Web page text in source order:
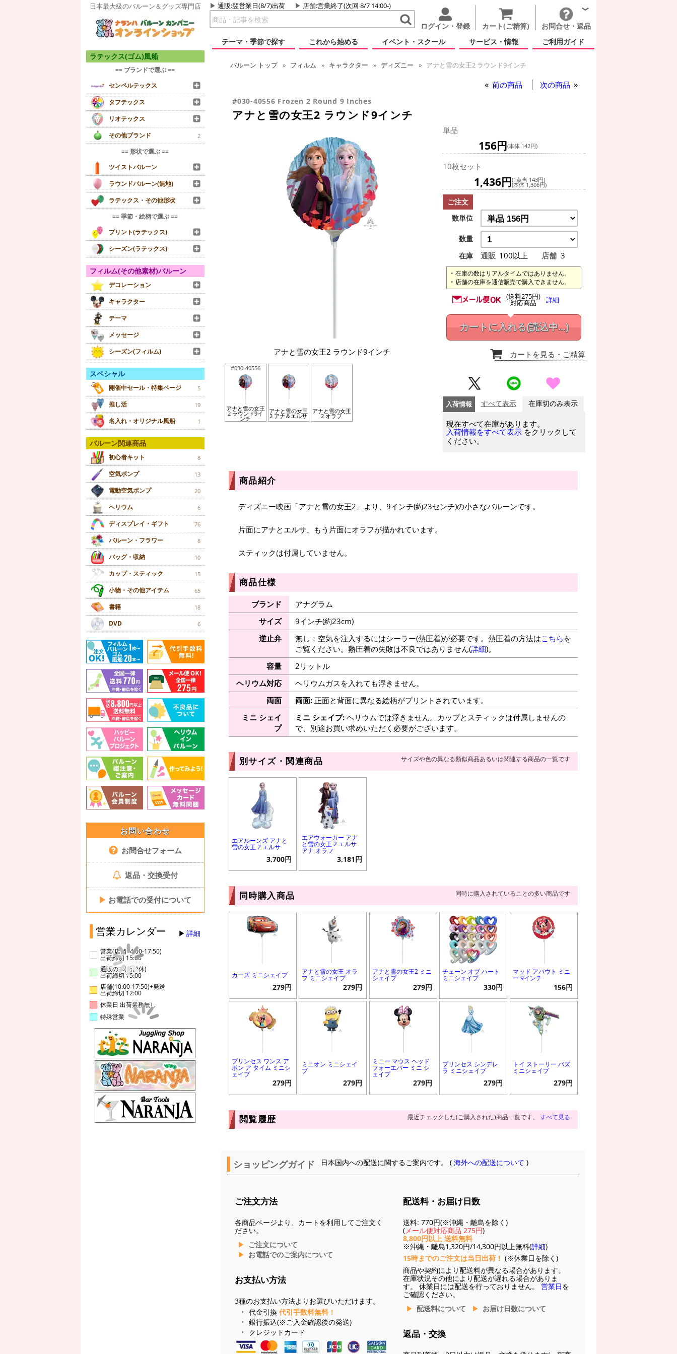
日本最大級のバルーン＆グッズ専門店 通販:翌営業日(8/7)出荷 店舗:営業終了(次回 8/7 14:00-)
ログイン・登録 カート(ご精算)
お問合せ・返品
テーマ・季節で探す
これから始める イベント・スクール サービス・情報 ご利用ガイド
ラテックス(ゴム)風船
== ブランドで選ぶ ==
センペルテックス
タフテックス
リオテックス
その他ブランド
2
== 形状で選ぶ ==
ツイストバルーン
ラウンドバルーン(無地)
ラテックス・その他形状
== 季節・絵柄で選ぶ ==
プリント(ラテックス)
シーズン(ラテックス)
フィルム(その他素材)バルーン
デコレーション
キャラクター
テーマ
メッセージ
シーズン(フィルム)
スペシャル
開催中セール・特集ページ 5
推し活 19
名入れ・オリジナル風船 1
バルーン関連商品
初心者キット 8
空気ポンプ 13
電動空気ポンプ 20
ヘリウム 6
ディスプレイ・ギフト 76
バルーン・フラワー 8
バッグ・収納 10
カップ・スティック 15
小物・その他アイテム 65
書籍 18
DVD 6
お問い合わせ
お問合せフォーム
返品・交換受付
▶ お電話での受付について
営業カレンダー 詳細
営業(店舗14:00-17:50)
出荷締切 15:00
通販のみ(店舗休)
出荷締切 15:00
店舗(10:00-17:50)+発送
出荷締切 12:00
休業日 出荷業務無し
特殊営業
バルーン トップ フィルム キャラクター ディズニー アナと雪の女王2 ラウンド9インチ
前の商品 次の商品
#030-40556 Frozen 2 Round 9 Inches
アナと雪の女王2 ラウンド9インチ
アナと雪の女王2 ラウンド9インチ
#030-40556
アナと雪の女王
2 ラウンド9イ
ンチ
アナと雪の女王
2 アナ＆エルサ
アナと雪の女王
2 オラフ
単品
156円(本体 142円)
10枚セット
1,436円(1点当 143円)
(本体 1,306円)
ご注文
数単位
数量
在庫
通販 100以上 店舗 3
在庫の数はリアルタイムではありません。
店舗の在庫を通信販売で購入できません。
(送料275円)
対応商品 詳細
カートに入れる(読込中...)
カートを見る ・ご精算
入荷情報 すべて表示 在庫切のみ表示
現在すべて在庫があります。
入荷情報をすべて表示 をクリックして
ください。
商品紹介
ディズニー映画「アナと雪の女王2」より、9インチ(約23センチ)の小さなバルーンです。
片面にアナとエルサ、もう片面にオラフが描かれています。
スティックは付属していません。
商品仕様
ブランド
アナグラム
サイズ
9インチ(約23cm)
逆止弁
無し：空気を注入するにはシーラー(熱圧着)が必要です。熱圧着の方法はこちら を
ご覧ください。熱圧着の失敗は不良ではありません(詳細)。
容量
2リットル
ヘリウム対応
ヘリウムガスを入れても浮きません。
両面
両面:正面と背面に異なる絵柄がプリントされています。
ミニ シェイ
プ
ミニ シェイプ:ヘリウムでは浮きません。カップとスティックは付属しませんの
で、別途お買い求めいただく必要がございます。
別サイズ・関連商品 サイズや色の異なる類似商品あるいは関連する商品の一覧です
エアルーンズ アナと
雪の女王 2 エルサ
3,700円
エアウォーカー アナ
と雪の女王 2 エルサ
アナ オラフ
3,181円
同時購入商品 同時に購入されていることの多い商品です
カーズ ミニシェイプ
279円
アナと雪の女王 オラ
フ ミニシェイプ
279円
アナと雪の女王2 ミニ
シェイプ
279円
チェーン オブ ハート
ミニシェイプ
330円
マッド アバウト ミニ
ー 9インチ
156円
プリンセス ワンス ア
ポン ア タイム ミニシ
ェイプ
279円
ミニオン ミニシェイ
プ
279円
ミニー マウス ヘッド
フォーエバー ミニ シ
ェイプ
279円
プリンセス シンデレ
ラ ミニシェイプ
279円
トイ ストーリー バズ
ミニシェイプ
279円
閲覧履歴 最近チェックした(ご購入された)商品一覧です。 すべて見る
ショッピングガイド 日本国内への配送に関するご案内です。 (海外への配送について )
ご注文方法
各商品ページより、カートを利用してご注文く
ださい。
ご注文について
お電話でのご案内について
お支払い方法
3種のお支払い方法よりお選びいただけます。
代金引換 代引手数料無料！
銀行振込(※ご入金確認後の発送)
クレジットカード
配送料・お届け日数
送料: 770円(※沖縄・離島を除く)
( メール便対応商品 275円)
8,800円以上 送料無料
※沖縄・離島1,320円/14,300円以上無料(詳細)
15時までのご注文は当日出荷！ (※休業日を除く)
商品や契約により配送料が異なる場合があります。
在庫状況その他により配送が遅れる場合がありま
す。 休業日には配送を行っておりません。 営業日を
ご確認ください。
配送料について
お届け日数について
返品・交換